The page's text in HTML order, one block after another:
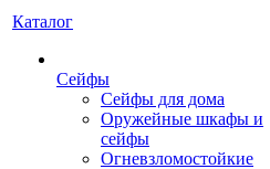
Каталог
Сейфы
Сейфы для дома
Оружейные шкафы и
сейфы
Огневзломостойкие